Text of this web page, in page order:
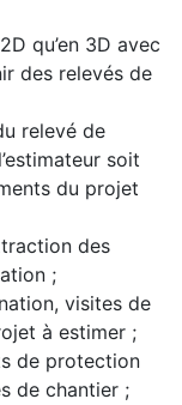
qu’en 3D avec
des relevés de
relevé de
soit
du projet
des
;
visites de
à estimer ;
de protection
de chantier ;